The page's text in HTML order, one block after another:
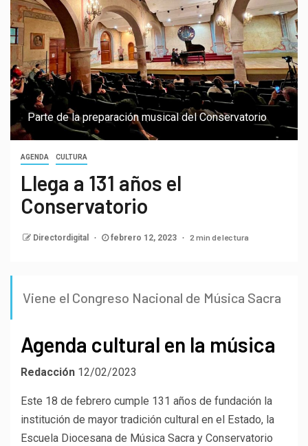
Parte de la preparación musical del Conservatorio
AGENDA CULTURA
Llega a 131 años el
Conservatorio
Directordigital febrero 12, 2023 2 min de lectura
Viene el Congreso Nacional de Música Sacra
Agenda cultural en la música
Redacción 12/02/2023
Este 18 de febrero cumple 131 años de fundación la
institución de mayor tradición cultural en el Estado, la
Escuela Diocesana de Música Sacra y Conservatorio